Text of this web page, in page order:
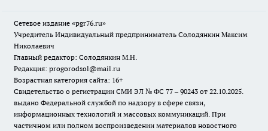
Сетевое издание «pgr76.ru»
Учредитель Индивидуальный предприниматель Солодянкин Максим
Николаевич
Главный редактор: Солодянкин М.Н.
Редакция: progorodsol@mail.ru
Возрастная категория сайта: 16+
Свидетельство о регистрации СМИ ЭЛ № ФС 77 – 90243 от 22.10.2025.
выдано Федеральной службой по надзору в сфере связи,
информационных технологий и массовых коммуникаций. При
частичном или полном воспроизведении материалов новостного